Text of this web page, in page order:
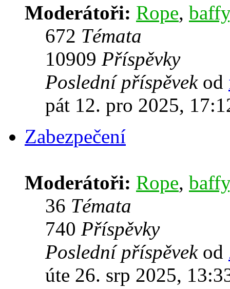
Moderátoři: Rope, baffy
672 Témata
10909 Příspěvky
Poslední příspěvekod
pát 12. pro 2025,
Zabezpečení
Moderátoři: Rope, baffy
36 Témata
740 Příspěvky
Poslední příspěvekod
úte 26. srp 2025,